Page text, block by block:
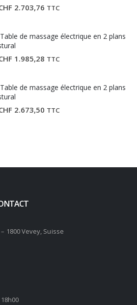
2.703,76 TTC
de massage électrique en 2 plans
1.985,28 TTC
de massage électrique en 2 plans
2.673,50 TTC
1800 Vevey, Suisse